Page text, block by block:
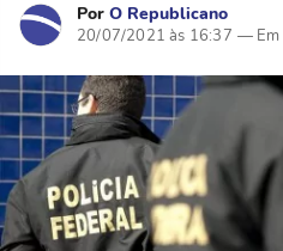
Por O Republicano
20/07/2021 às 16:37